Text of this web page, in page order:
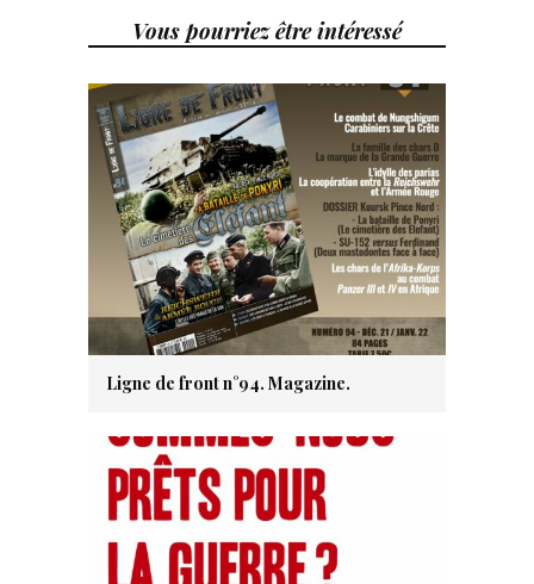
Vous pourriez être intéressé
Ligne de front n°94. Magazine.